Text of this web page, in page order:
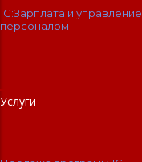
1С:Зарплата и управление
персоналом
Услуги